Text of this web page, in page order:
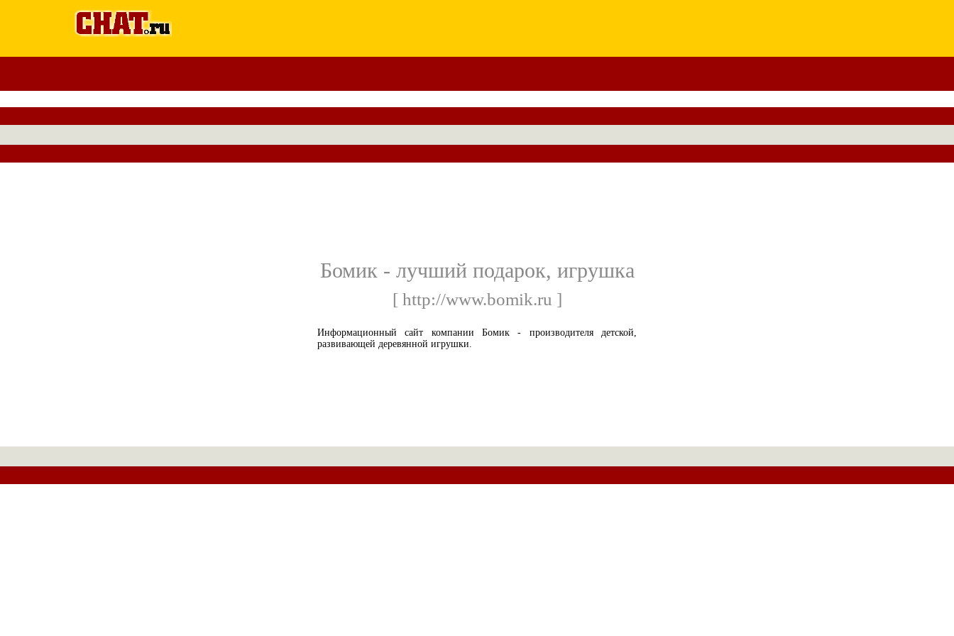
Бомик - лучший подарок, игрушка
[ http://www.bomik.ru ]
Информационный сайт компании Бомик - производителя детской,
развивающей деревянной игрушки.